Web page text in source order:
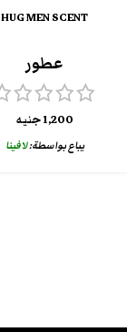
HUG MEN SCENT
عطور
1,200جنيه
يباع بواسطة:لافينا